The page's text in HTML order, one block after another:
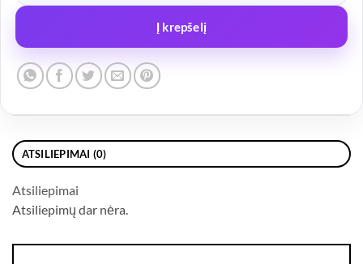
Į krepšelį
ATSILIEPIMAI (0)
Atsiliepimai
Atsiliepimų dar nėra.